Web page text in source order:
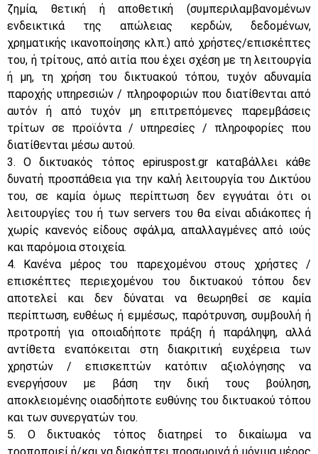
ζημία, θετική ή αποθετική (συμπεριλαμβανομένων
ενδεικτικά της απώλειας κερδών, δεδομένων,
χρηματικής ικανοποίησης κλπ.) από χρήστες/επισκέπτες
του, ή τρίτους, από αιτία που έχει σχέση με τη λειτουργία
ή μη, τη χρήση του δικτυακού τόπου, τυχόν αδυναμία
παροχής υπηρεσιών / πληροφοριών που διατίθενται από
αυτόν ή από τυχόν μη επιτρεπόμενες παρεμβάσεις
τρίτων σε προϊόντα / υπηρεσίες / πληροφορίες που
διατίθενται μέσω αυτού.
3. Ο δικτυακός τόπος epiruspost.gr καταβάλλει κάθε
δυνατή προσπάθεια για την καλή λειτουργία του Δικτύου
του, σε καμία όμως περίπτωση δεν εγγυάται ότι οι
λειτουργίες του ή των servers του θα είναι αδιάκοπες ή
χωρίς κανενός είδους σφάλμα, απαλλαγμένες από ιούς
και παρόμοια στοιχεία.
4. Κανένα μέρος του παρεχομένου στους χρήστες /
επισκέπτες περιεχομένου του δικτυακού τόπου δεν
αποτελεί και δεν δύναται να θεωρηθεί σε καμία
περίπτωση, ευθέως ή εμμέσως, παρότρυνση, συμβουλή ή
προτροπή για οποιαδήποτε πράξη ή παράληψη, αλλά
αντίθετα εναπόκειται στη διακριτική ευχέρεια των
χρηστών / επισκεπτών κατόπιν αξιολόγησης να
ενεργήσουν με βάση την δική τους βούληση,
αποκλειομένης οιασδήποτε ευθύνης του δικτυακού τόπου
και των συνεργατών του.
5. O δικτυακός τόπος διατηρεί το δικαίωμα να